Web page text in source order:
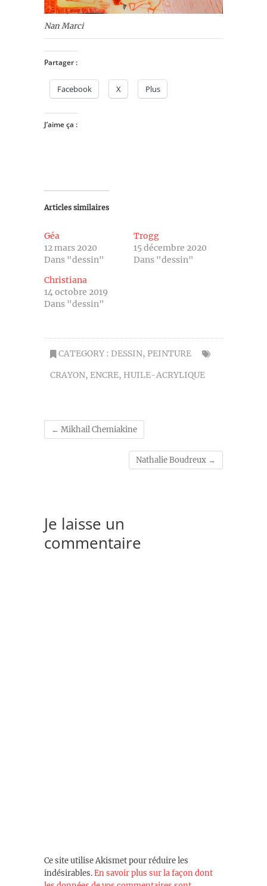
Nan Marci
Partager :
Facebook X Plus
J’aime ça :
Articles similaires
Géa
12 mars 2020
Dans "dessin"
Trogg
15 décembre 2020
Dans "dessin"
Christiana
14 octobre 2019
Dans "dessin"
CATEGORY : DESSIN, PEINTURE
CRAYON, ENCRE, HUILE-ACRYLIQUE
← Mikhail Chemiakine
Nathalie Boudreux →
Je laisse un
commentaire
Ce site utilise Akismet pour réduire les
indésirables.En savoir plus sur la façon dont